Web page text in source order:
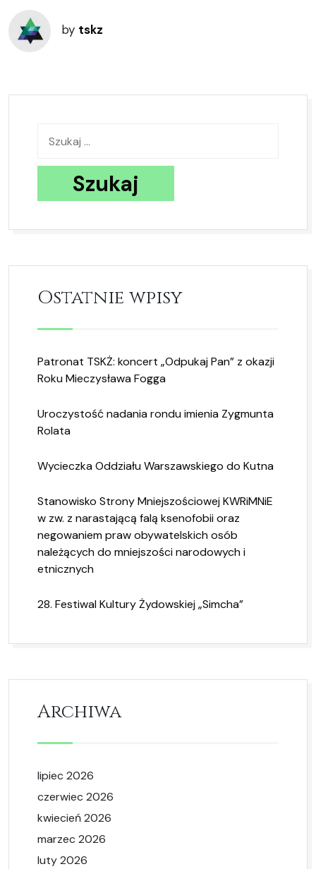
by tskz
Ostatnie wpisy
Patronat TSKŻ: koncert „Odpukaj Pan” z okazji
Roku Mieczysława Fogga
Uroczystość nadania rondu imienia Zygmunta
Rolata
Wycieczka Oddziału Warszawskiego do Kutna
Stanowisko Strony Mniejszościowej KWRiMNiE
w zw. z narastającą falą ksenofobii oraz
negowaniem praw obywatelskich osób
należących do mniejszości narodowych i
etnicznych
28. Festiwal Kultury Żydowskiej „Simcha”
Archiwa
lipiec 2026
czerwiec 2026
kwiecień 2026
marzec 2026
luty 2026